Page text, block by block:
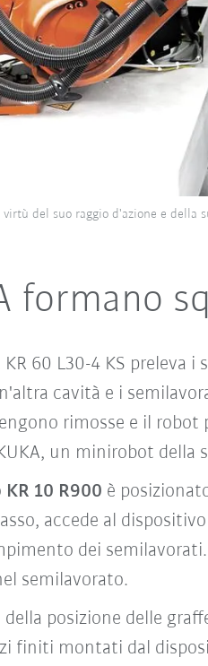
virtù del suo raggio d'azione e della
formano
60 L30-4 KS
cavità e i
rimosse e il
un minirobot della
KR 10 R900 è
accede al
dei
semilavorato.
posizione delle
finiti montati dal